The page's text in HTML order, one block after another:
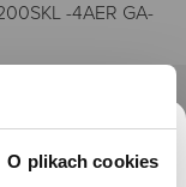
O plikach cookies
-4AER GA-